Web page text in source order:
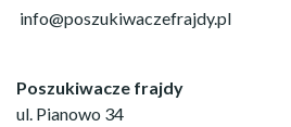
info@poszukiwaczefrajdy.pl
Poszukiwacze frajdy
ul. Pianowo 34